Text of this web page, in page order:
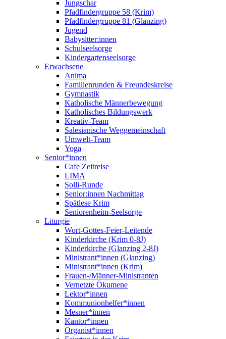
Jungschar
Pfadfindergruppe 58 (Krim)
Pfadfindergruppe 81 (Glanzing)
Jugend
Babysitter:innen
Schulseelsorge
Kindergartenseelsorge
Erwachsene
Anima
Familienrunden & Freundeskreise
Gymnastik
Katholische Männerbewegung
Katholisches Bildungswerk
Kreativ-Team
Salesianische Weggemeinschaft
Umwelt-Team
Yoga
Senior*innen
Cafe Zeitreise
LIMA
Solli-Runde
Senior:innen Nachmittag
Spätlese Krim
Seniorenheim-Seelsorge
Liturgie
Wort-Gottes-Feier-Leitende
Kinderkirche (Krim 0-8J)
Kinderkirche (Glanzing 2-8J)
Ministrant*innen (Glanzing)
Ministrant*innen (Krim)
Frauen-/Männer-Ministranten
Vernetzte Ökumene
Lektor*innen
Kommunionhelfer*innen
Mesner*innen
Kantor*innen
Organist*innen